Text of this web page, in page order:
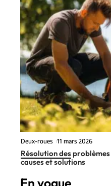
Deux-roues 11 mars 2026
Résolution des
causes et solutions
En vogue